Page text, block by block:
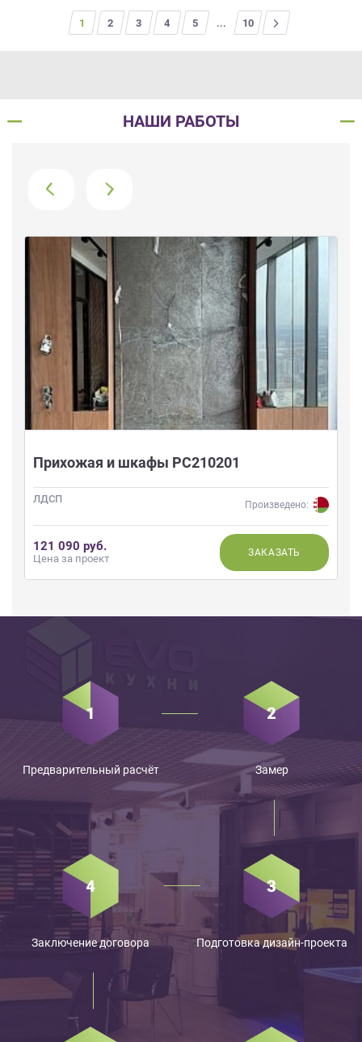
1 2 3 4 5 ... 10
>
НАШИ РАБОТЫ
Прихожая и шкафы РС210201
ЛДСП Произведено:
121 090 руб.
Цена за проект ЗАКАЗАТЬ
Предварительный расчёт Замер
Подготовка дизайн-проекта
Заключение договора